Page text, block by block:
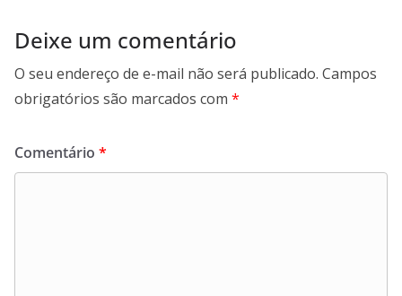
Deixe um comentário
O seu endereço de e-mail não será publicado. Campos
obrigatórios são marcados com *
Comentário *